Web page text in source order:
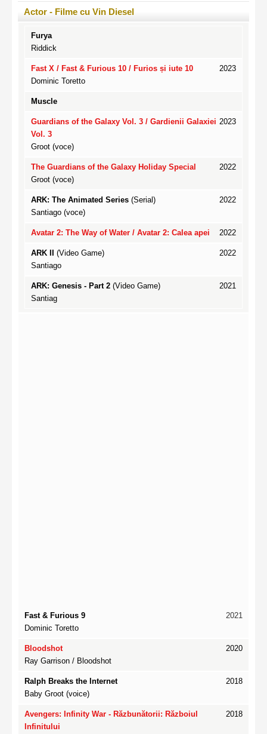
Actor - Filme cu Vin Diesel
Furya
Riddick
2023
Fast X / Fast & Furious 10 / Furios și iute 10
Dominic Toretto
Muscle
2023
Guardians of the Galaxy Vol. 3 / Gardienii Galaxiei
Vol. 3
Groot (voce)
2022
The Guardians of the Galaxy Holiday Special
Groot (voce)
2022
ARK: The Animated Series (Serial)
Santiago (voce)
2022
Avatar 2: The Way of Water / Avatar 2: Calea apei
2022
ARK II
(Video Game)
Santiago
2021
ARK: Genesis - Part 2 (Video Game)
Santiag
2021
Fast & Furious 9
Dominic Toretto
2020
Bloodshot
Ray Garrison / Bloodshot
2018
Ralph Breaks the Internet
Baby Groot (voice)
2018
Avengers: Infinity War - Răzbunătorii: Războiul
Infinitului